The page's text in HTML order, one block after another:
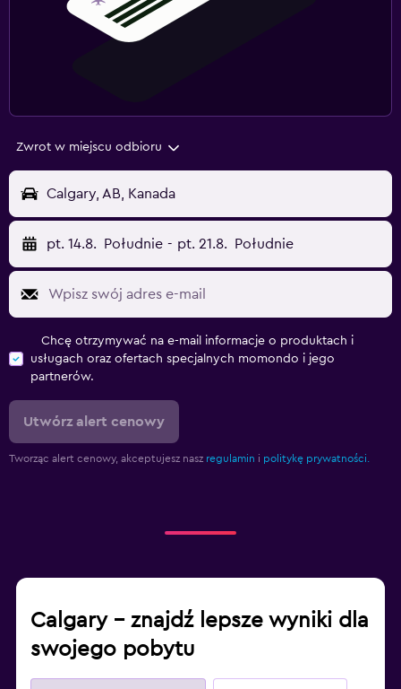
Zwrot w miejscu odbioru
Calgary, AB, Kanada
pt. 14.8. Południe - pt. 21.8. Południe
Chcę otrzymywać na e-mail informacje o produktach i
usługach oraz ofertach specjalnych momondo i jego
partnerów.
Utwórz alert cenowy
Tworząc alert cenowy, akceptujesz nasz regulamin i politykę prywatności.
Calgary – znajdź lepsze wyniki dla
swojego pobytu